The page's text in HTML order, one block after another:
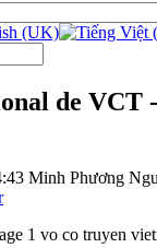
de VCT
Minh Phương